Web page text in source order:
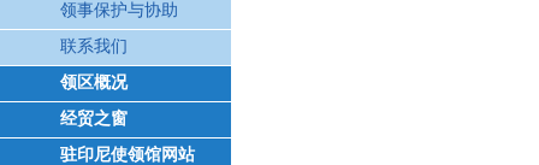
领事保护与协助
联系我们
领区概况
经贸之窗
驻印尼使领馆网站